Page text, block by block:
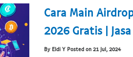
Cara Main
2026 Gratis |
By Eldi Y Posted on 21 Jul, 2024